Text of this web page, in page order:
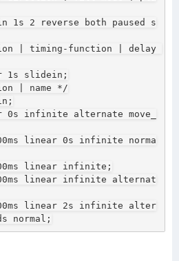
1s 2 reverse both paused s
| timing-function | delay
1s slidein;
| name */
0s infinite alternate move_
linear 0s infinite norma
linear infinite;
linear infinite alternat
linear 2s infinite alter
normal;